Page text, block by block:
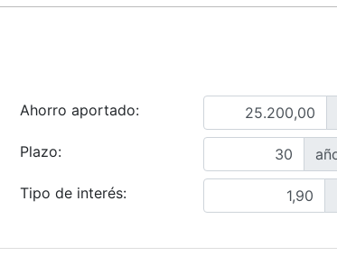
Ahorro aportado:
Plazo:
Tipo de interés: